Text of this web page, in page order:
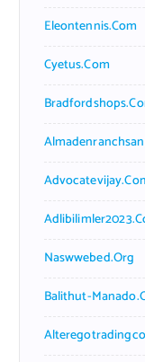
Eleontennis.com
Cyetus.com
Naswwebed.org
Balithut-